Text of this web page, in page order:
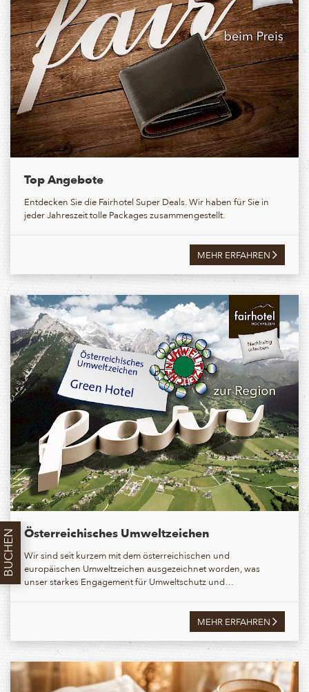
Top Angebote
Entdecken Sie die Fairhotel Super Deals. Wir haben für Sie in
jeder Jahreszeit tolle Packages zusammengestellt.
MEHR ERFAHREN
Österreichisches Umweltzeichen
Wir sind seit kurzem mit dem österreichischen und
europäischen Umweltzeichen ausgezeichnet worden, was
unser starkes Engagement für Umweltschutz und…
MEHR ERFAHREN